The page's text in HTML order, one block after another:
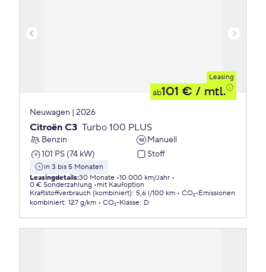
Leasing
ab101 € / mtl.
Neuwagen | 2026
Citroën C3 Turbo 100 PLUS
Benzin
Manuell
101 PS (74 kW)
Stoff
in 3 bis 5 Monaten
Leasingdetails:30 Monate 10.000 km/Jahr
0 € Sonderzahlung
mit Kaufoption
Kraftstoffverbrauch (kombiniert): 5,6 l/100 km
CO₂-Emissionen
kombiniert: 127 g/km CO₂-Klasse: D